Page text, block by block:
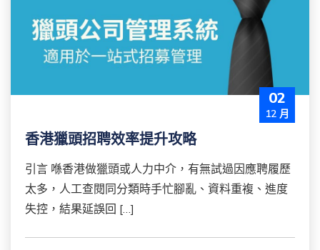
02
12 月
香港獵頭招聘效率提升攻略
引言 喺香港做獵頭或人力中介，有無試過因應聘履歷
太多，人工查閱同分類時手忙腳亂、資料重複、進度
失控，結果延誤回 […]